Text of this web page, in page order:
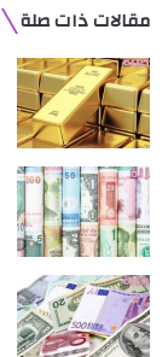
مقالات ذات صلة